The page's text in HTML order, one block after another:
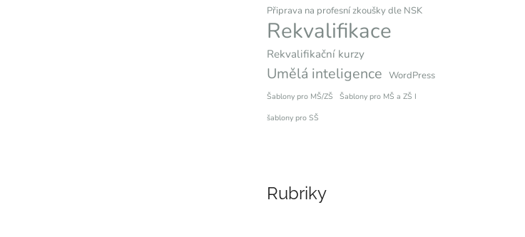
Připrava na profesní zkoušky dle NSK
Rekvalifikace
Rekvalifikační kurzy
Umělá inteligence WordPress
Šablony pro MŠ/ZŠ
Šablony pro MŠ a ZŠ I
šablony pro SŠ
Rubriky